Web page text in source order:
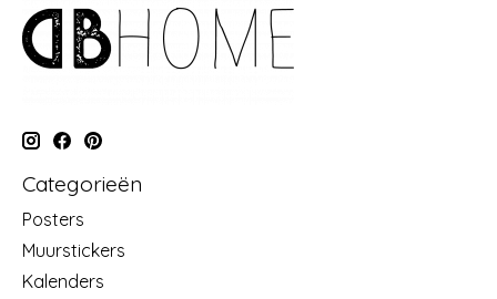
Categorieën
Posters
Muurstickers
Kalenders